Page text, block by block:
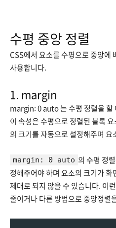
수평 중앙 정렬
CSS에서 요소를 수평으로 중앙에
사용합니다.
1. margin
margin: 0 auto 는 수평 정렬을 할
이 속성은 수평으로 정렬된 블록
의 크기를 자동으로 설정해주며 요
margin: 0 auto 의 수평 정
정해주어야 하며 요소의 크기가 화
제대로 되지 않을 수 있습니다. 이
줄이거나 다른 방법으로 중앙정렬